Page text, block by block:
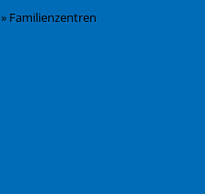
» Familienzentren